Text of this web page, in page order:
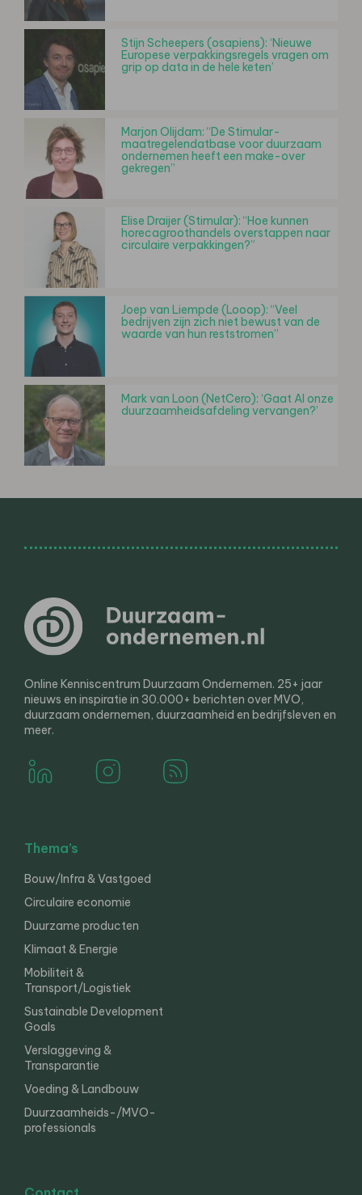
Stijn Scheepers (osapiens): ‘Nieuwe
Europese verpakkingsregels vragen om
grip op data in de hele keten’
Marjon Olijdam: “De Stimular-
maatregelendatbase voor duurzaam
ondernemen heeft een make-over
gekregen”
Elise Draijer (Stimular): “Hoe kunnen
horecagroothandels overstappen naar
circulaire verpakkingen?”
Joep van Liempde (Looop): “Veel
bedrijven zijn zich niet bewust van de
waarde van hun reststromen”
Mark van Loon (NetCero): ‘Gaat AI onze
duurzaamheidsafdeling vervangen?’
Online Kenniscentrum Duurzaam Ondernemen. 25+ jaar
nieuws en inspiratie in 30.000+ berichten over MVO,
duurzaam ondernemen, duurzaamheid en bedrijfsleven en
meer.
Thema’s
Bouw/Infra & Vastgoed
Circulaire economie
Duurzame producten
Klimaat & Energie
Mobiliteit &
Transport/Logistiek
Sustainable Development
Goals
Verslaggeving &
Transparantie
Voeding & Landbouw
Duurzaamheids-/MVO-
professionals